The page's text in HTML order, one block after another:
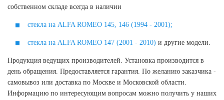
собственном складе всегда в наличии
стекла на ALFA ROMEO 145, 146 (1994 - 2001);
стекла на ALFA ROMEO 147 (2001 - 2010) и другие модели.
Продукция ведущих производителей. Установка производится в
день обращения. Предоставляется гарантия. По желанию заказчика -
самовывоз или доставка по Москве и Московской области.
Информацию по интересующим вопросам можно получить у наших